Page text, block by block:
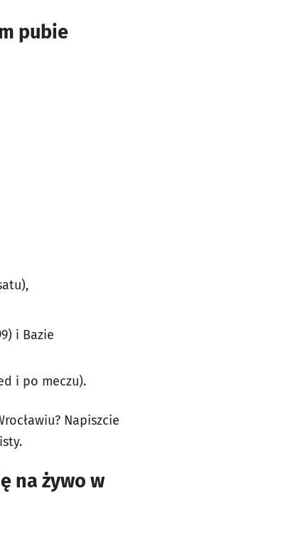
pubie
i Bazie
i po meczu).
Napiszcie
na żywo w